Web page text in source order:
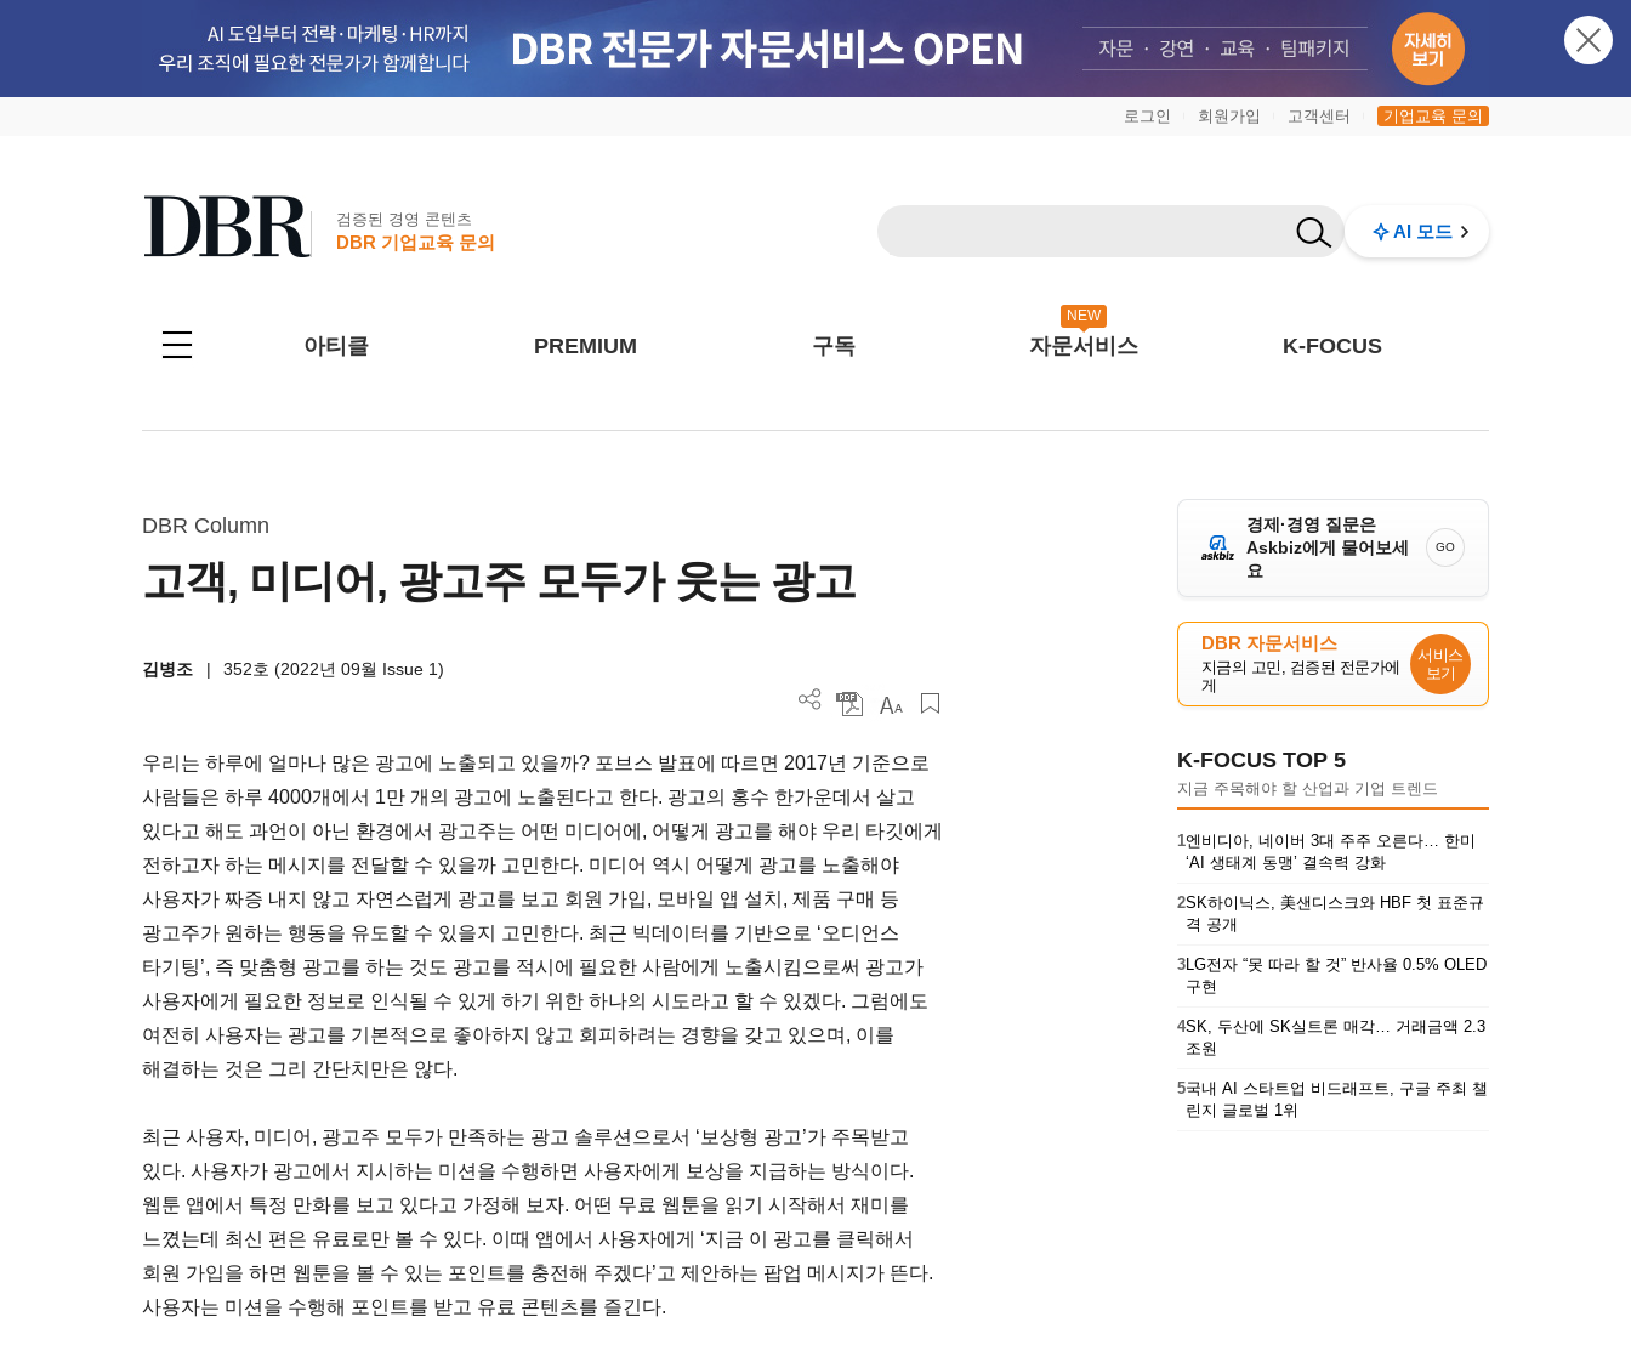
로그인 회원가입 고객센터 기업교육 문의
검증된 경영 콘텐츠
DBR 기업교육 문의
AI 모드
아티클 PREMIUM 구독
NEW
자문서비스 K-FOCUS
DBR Column
고객, 미디어, 광고주 모두가 웃는 광고
김병조 | 352호 (2022년 09월 Issue 1)
우리는 하루에 얼마나 많은 광고에 노출되고 있을까? 포브스 발표에 따르면 2017년 기준으로
사람들은 하루 4000개에서 1만 개의 광고에 노출된다고 한다. 광고의 홍수 한가운데서 살고
있다고 해도 과언이 아닌 환경에서 광고주는 어떤 미디어에, 어떻게 광고를 해야 우리 타깃에게
전하고자 하는 메시지를 전달할 수 있을까 고민한다. 미디어 역시 어떻게 광고를 노출해야
사용자가 짜증 내지 않고 자연스럽게 광고를 보고 회원 가입, 모바일 앱 설치, 제품 구매 등
광고주가 원하는 행동을 유도할 수 있을지 고민한다. 최근 빅데이터를 기반으로 ‘오디언스
타기팅’, 즉 맞춤형 광고를 하는 것도 광고를 적시에 필요한 사람에게 노출시킴으로써 광고가
사용자에게 필요한 정보로 인식될 수 있게 하기 위한 하나의 시도라고 할 수 있겠다. 그럼에도
여전히 사용자는 광고를 기본적으로 좋아하지 않고 회피하려는 경향을 갖고 있으며, 이를
해결하는 것은 그리 간단치만은 않다.
최근 사용자, 미디어, 광고주 모두가 만족하는 광고 솔루션으로서 ‘보상형 광고’가 주목받고
있다. 사용자가 광고에서 지시하는 미션을 수행하면 사용자에게 보상을 지급하는 방식이다.
웹툰 앱에서 특정 만화를 보고 있다고 가정해 보자. 어떤 무료 웹툰을 읽기 시작해서 재미를
느꼈는데 최신 편은 유료로만 볼 수 있다. 이때 앱에서 사용자에게 ‘지금 이 광고를 클릭해서
회원 가입을 하면 웹툰을 볼 수 있는 포인트를 충전해 주겠다’고 제안하는 팝업 메시지가 뜬다.
사용자는 미션을 수행해 포인트를 받고 유료 콘텐츠를 즐긴다.
경제·경영 질문은
Askbiz에게 물어보세
요
GO
DBR 자문서비스
지금의 고민, 검증된 전문가에
게
서비스
보기
K-FOCUS TOP 5
지금 주목해야 할 산업과 기업 트렌드
1엔비디아, 네이버 3대 주주 오른다… 한미
‘AI 생태계 동맹’ 결속력 강화
2SK하이닉스, 美샌디스크와 HBF 첫 표준규
격 공개
3LG전자 “못 따라 할 것” 반사율 0.5% OLED
구현
4SK, 두산에 SK실트론 매각… 거래금액 2.3
조원
5국내 AI 스타트업 비드래프트, 구글 주최 챌
린지 글로벌 1위